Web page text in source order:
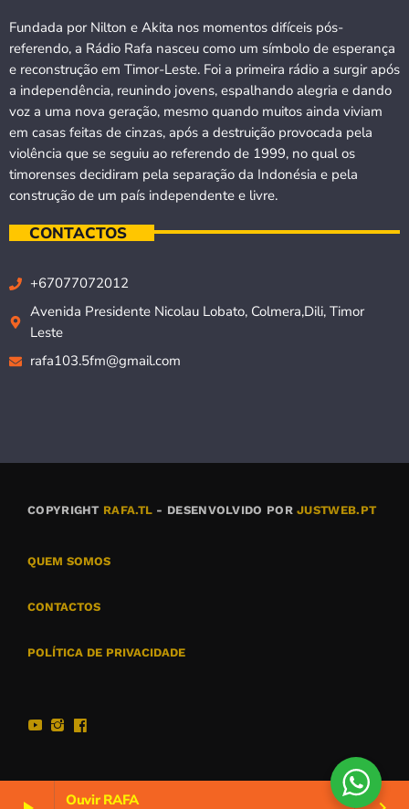
Ouvir RAFA
Fundada por Nilton e Akita nos momentos difíceis pós-
referendo, a Rádio Rafa nasceu como um símbolo de esperança
e reconstrução em Timor-Leste. Foi a primeira rádio a surgir após
a independência, reunindo jovens, espalhando alegria e dando
voz a uma nova geração, mesmo quando muitos ainda viviam
em casas feitas de cinzas, após a destruição provocada pela
violência que se seguiu ao referendo de 1999, no qual os
timorenses decidiram pela separação da Indonésia e pela
construção de um país independente e livre.
CONTACTOS
+67077072012
Avenida Presidente Nicolau Lobato, Colmera,Dili, Timor
Leste
rafa103.5fm@gmail.com
COPYRIGHT RAFA.TL - DESENVOLVIDO PORJUSTWEB.PT
QUEM SOMOS
CONTACTOS
POLÍTICA DE PRIVACIDADE